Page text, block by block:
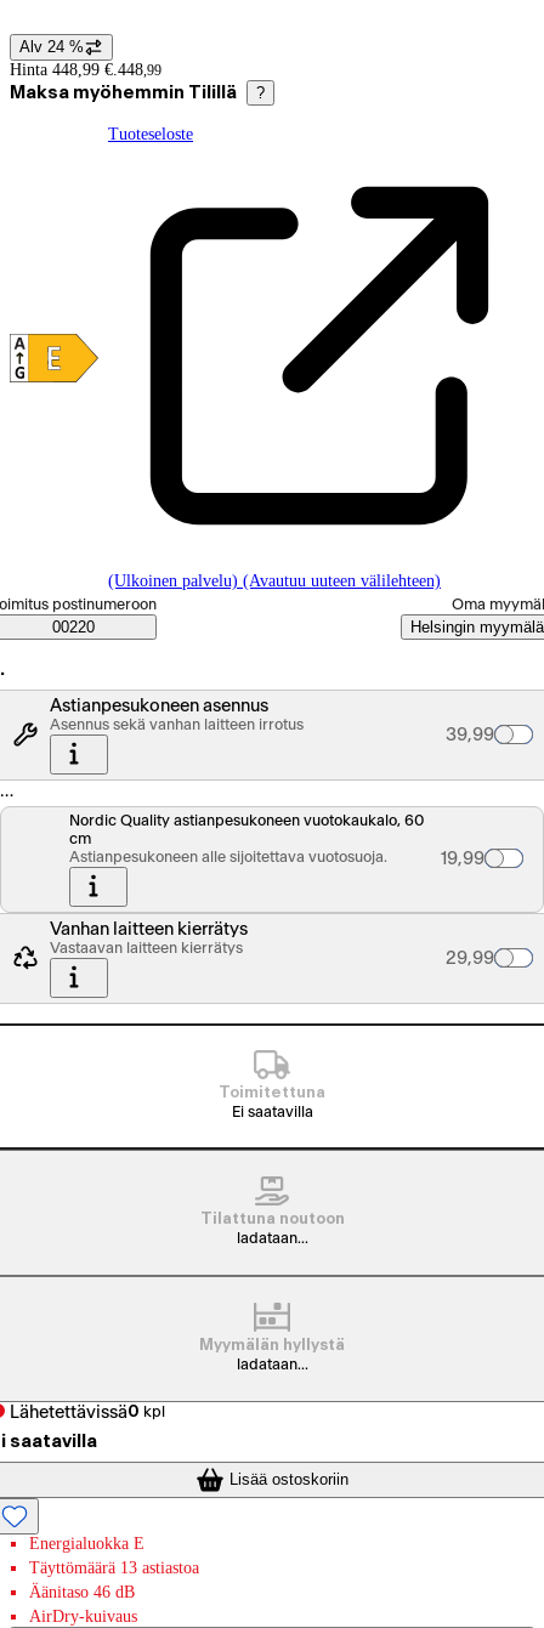
Hintatiedot
Alv 24 %
Hinta 448,99 €. 448,99
Maksa myöhemmin Tilillä ?
Tuoteseloste
(Ulkoinen palvelu) (Avautuu uuteen välilehteen)
Saatavuustiedot
tilaustapa
postinumeroon
00220
Oma
Helsingin myymälä
Astianpesukoneen asennus
Asennus sekä vanhan laitteen irrotus
Palvelun
39,99
…
Nordic Quality astianpesukoneen vuotokaukalo, 60
cm
Astianpesukoneen alle sijoitettava vuotosuoja.
Tuotteen
19,99
Vanhan laitteen kierrätys
Vastaavan laitteen kierrätys
Palvelun
29,99
Toimitettuna
Ei saatavilla
Tilattuna noutoon
ladataan...
Myymälän hyllystä
ladataan...
Lähetettävissä0 kpl
saatavilla
Lisää ostoskoriin
Energialuokka E
Täyttömäärä 13 astiastoa
Äänitaso 46 dB
AirDry-kuivaus